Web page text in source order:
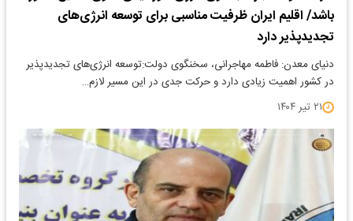
باشد/ اقلیم ایران ظرفیت مناسبی برای توسعه انرژی‌های
تجدیدپذیر دارد
دنیای معدن: فاطمه مهاجرانی، سخنگوی دولت:توسعه انرژی‌های تجدیدپذیر
در کشور اهمیت زیادی دارد و حرکت جدی در این مسیر لازم…
۲۱ تیر ۱۴۰۴